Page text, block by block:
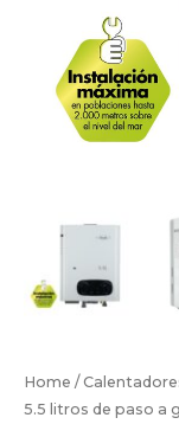
Home /
5.5 litros de paso a